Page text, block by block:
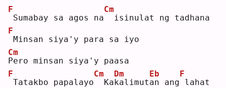
F
Sumabay sa agos na
Cm
isinulat ng tadhana
F
Minsan siya'y para sa iyo
P
Cm
ero minsan siya'y paasa
F
Tatakbo papalayo
Cm
Kak
Dm
alimuta
Eb
n ang
F